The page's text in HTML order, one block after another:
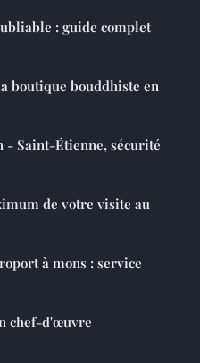
: guide complet
boutique bouddhiste en
- Saint-Étienne, sécurité
de votre visite au
à mons : service
chef-d'œuvre